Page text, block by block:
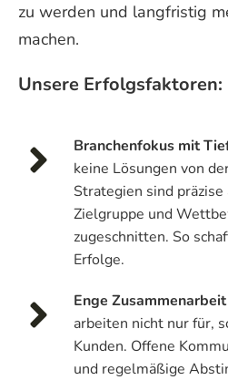
zu werden und langfristig
machen.
Unsere Erfolgsfaktoren:
Branchenfokus mit
keine Lösungen von
Strategien sind präzise
Zielgruppe und
zugeschnitten. So
Erfolge.
Enge
arbeiten nicht nur für,
Kunden. Offene
und regelmäßige